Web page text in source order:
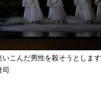
こんだ男性を殺そうとします